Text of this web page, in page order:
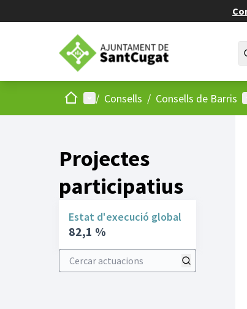
Inici Menú principal
/ Consells / Consells de Barris
Projectes
participatius
Estat d'execució global
82,1 %
Cercar actuacions